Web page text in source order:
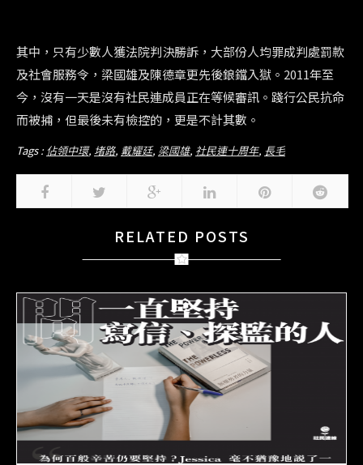
其中，只有少數人獲法院判決勝訴，大部份人均罪成判處罰款
及社會服務令，梁國雄及陳德章更先後鋃鐺入獄。2011年至
今，沒有一天是沒有社民連成員正在等候審訊。踐行公民抗命
而被捕，但最後未有檢控的，更是不計其數。
Tags :佔領中環, 堵路, 戴耀廷, 梁國雄, 社民連十周年, 長毛
RELATED POSTS